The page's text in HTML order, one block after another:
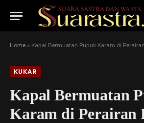
Home » Kapal Bermuatan Pupuk Karam di
KUKAR
Kapal Bermuatan
Karam di Perairan